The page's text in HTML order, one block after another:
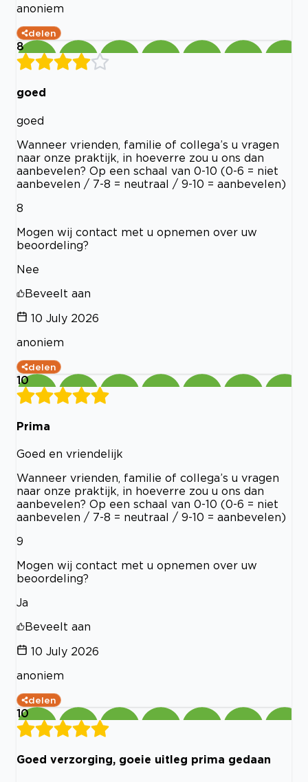
anoniem
delen
8
goed
goed
Wanneer vrienden, familie of collega’s u vragen
naar onze praktijk, in hoeverre zou u ons dan
aanbevelen? Op een schaal van 0-10 (0-6 = niet
aanbevelen / 7-8 = neutraal / 9-10 = aanbevelen)
8
Mogen wij contact met u opnemen over uw
beoordeling?
Nee
Beveelt aan
10 July 2026
anoniem
delen
10
Prima
Goed en vriendelijk
Wanneer vrienden, familie of collega’s u vragen
naar onze praktijk, in hoeverre zou u ons dan
aanbevelen? Op een schaal van 0-10 (0-6 = niet
aanbevelen / 7-8 = neutraal / 9-10 = aanbevelen)
9
Mogen wij contact met u opnemen over uw
beoordeling?
Ja
Beveelt aan
10 July 2026
anoniem
delen
10
Goed verzorging, goeie uitleg prima gedaan